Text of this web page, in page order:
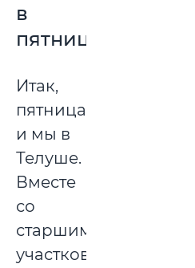
в
пятницу
Итак,
пятница,
и мы в
Телуше.
Вместе
со
старшим
участковым